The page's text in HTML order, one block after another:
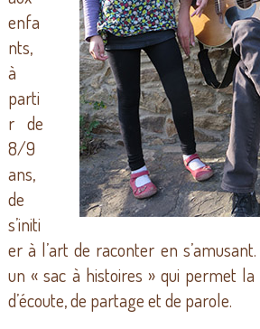
enfa
nts,
à
parti
r de
8/9
ans,
de
s’initi
er à l’art de raconter en
un « sac à histoires » qui permet la
d’écoute, de partage et de parole.